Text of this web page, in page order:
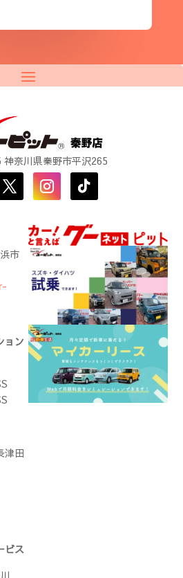
奈川県秦野市平沢265
市
ョン
津田
ビス